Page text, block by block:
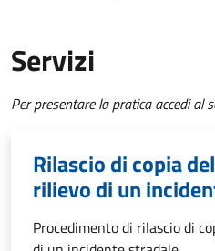
Servizi
Per presentare la pratica accedi al
Rilascio di copia
rilievo di un
Procedimento di rilascio di